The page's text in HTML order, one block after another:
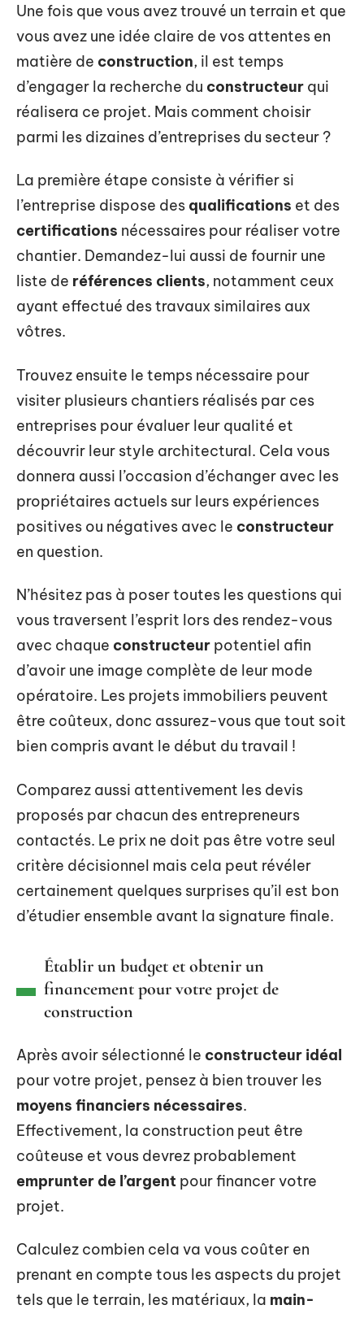
Une fois que vous avez trouvé un terrain et que
vous avez une idée claire de vos attentes en
matière de construction, il est temps
d’engager la recherche du constructeur qui
réalisera ce projet. Mais comment choisir
parmi les dizaines d’entreprises du secteur ?
La première étape consiste à vérifier si
l’entreprise dispose des qualifications et des
certifications nécessaires pour réaliser votre
chantier. Demandez-lui aussi de fournir une
liste de références clients, notamment ceux
ayant effectué des travaux similaires aux
vôtres.
Trouvez ensuite le temps nécessaire pour
visiter plusieurs chantiers réalisés par ces
entreprises pour évaluer leur qualité et
découvrir leur style architectural. Cela vous
donnera aussi l’occasion d’échanger avec les
propriétaires actuels sur leurs expériences
positives ou négatives avec le constructeur
en question.
N’hésitez pas à poser toutes les questions qui
vous traversent l’esprit lors des rendez-vous
avec chaque constructeur potentiel afin
d’avoir une image complète de leur mode
opératoire. Les projets immobiliers peuvent
être coûteux, donc assurez-vous que tout soit
bien compris avant le début du travail !
Comparez aussi attentivement les devis
proposés par chacun des entrepreneurs
contactés. Le prix ne doit pas être votre seul
critère décisionnel mais cela peut révéler
certainement quelques surprises qu’il est bon
d’étudier ensemble avant la signature finale.
Établir un budget et obtenir un
financement pour votre projet de
construction
Après avoir sélectionné le constructeur idéal
pour votre projet, pensez à bien trouver les
moyens financiers nécessaires.
Effectivement, la construction peut être
coûteuse et vous devrez probablement
emprunter de l’argent pour financer votre
projet.
Calculez combien cela va vous coûter en
prenant en compte tous les aspects du projet
tels que le terrain, les matériaux, la main-